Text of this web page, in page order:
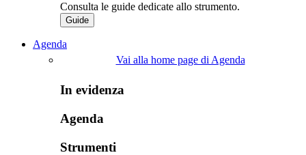
Consulta le guide dedicate allo strumento.
Guide
Agenda
Vai alla home page di Agenda
In evidenza
Agenda
Strumenti